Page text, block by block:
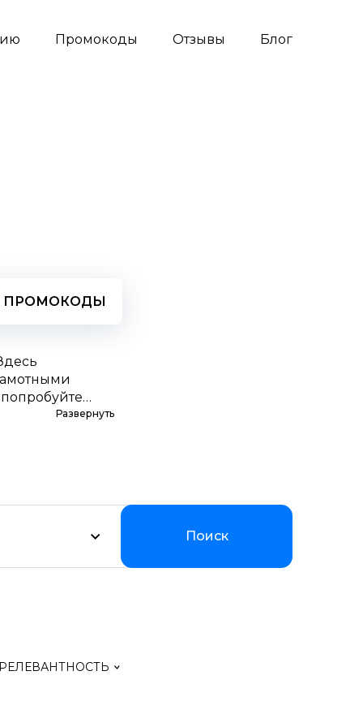
Промокоды Отзывы Блог
ПРОМОКОДЫ
Развернуть
Поиск
РЕЛЕВАНТНОСТЬ